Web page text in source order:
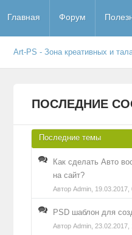
Главная Форум
Art-PS - Зона креативных и
ПОСЛЕДНИЕ
Последние темы
Как сделать Авто
на сайт?
Автор Admin , 19.03.2017,
PSD шаблон для
Автор Admin , 23.02.2017,